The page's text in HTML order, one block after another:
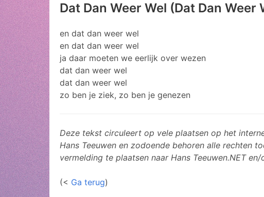
Dat Dan Weer Wel (Dat Dan Weer
en dat dan weer wel
en dat dan weer wel
ja daar moeten we eerlijk over wezen
dat dan weer wel
dat dan weer wel
zo ben je ziek, zo ben je genezen
Deze tekst circuleert op vele plaatsen op het
Hans Teeuwen en zodoende behoren alle rechten
vermelding te plaatsen naar Hans Teeuwen.NET
(< Ga terug)